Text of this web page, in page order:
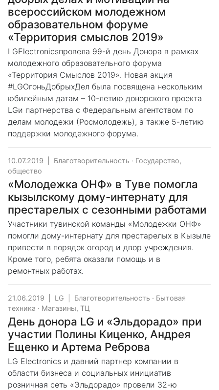
всероссийском молодежном
образовательном форуме
«Территория смыслов 2019»
LGElectronicsпровела 99-й день Донора в рамках
молодежного образовательного форума
«Территория Смыслов 2019». Новая акция
#LGОгоньДобрыхДел была посвящена нескольким
юбилейным датам – 10-летию донорского проекта
LGи партнерства c Федеральным агентством по
делам молодежи (Росмолодежь), а также 5-летию
поддержки молодежного форума.
10.07.2019 Благотворительность · Государство,
общество
«Молодежка ОНФ» в Туве помогла
кызылскому дому-интернату для
престарелых с сезонными работами
Участники тувинской команды «Молодежки ОНФ»
помогли дому-интернату для престарелых в Кызыле
привести в порядок огород и двор учреждения.
Кроме того, ребята оказали помощь и в
ремонтных работах.
21.06.2019 LG Благотворительность · Бытовая
техника · Магазины, ТЦ
День донора LG и «Эльдорадо» при
участии Полины Киценко, Андрея
Ещенко и Артема Реброва
LG Electronics и давний партнер компании в
области бизнеса и социальных инициатив
розничная сеть «Эльдорадо» провели 32-ю